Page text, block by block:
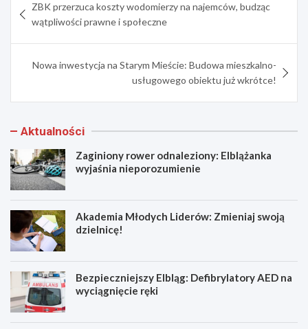
wpisu
ZBK przerzuca koszty wodomierzy na najemców, budząc
wątpliwości prawne i społeczne
Nowa inwestycja na Starym Mieście: Budowa mieszkalno-
usługowego obiektu już wkrótce!
Aktualności
Zaginiony rower odnaleziony: Elblążanka
wyjaśnia nieporozumienie
Akademia Młodych Liderów: Zmieniaj swoją
dzielnicę!
Bezpieczniejszy Elbląg: Defibrylatory AED na
wyciągnięcie ręki